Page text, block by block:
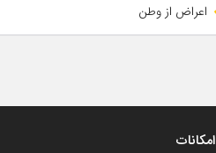
اعراض از وطن
امکانات